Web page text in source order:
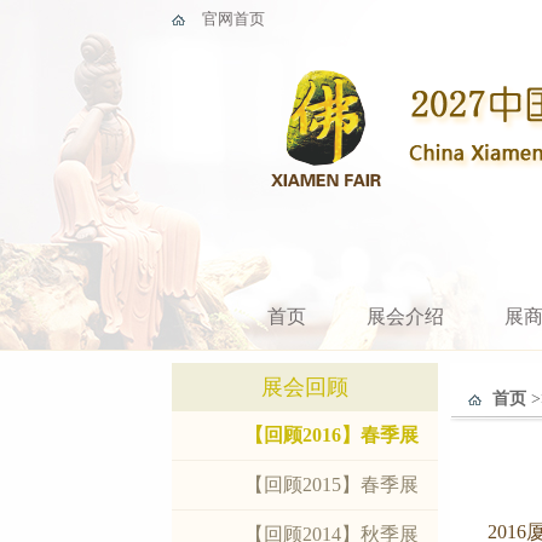
官网首页
首页 展会介绍 展
展会回顾
【回顾2016】春季展
【回顾2015】春季展
【回顾2014】秋季展
首页
2016